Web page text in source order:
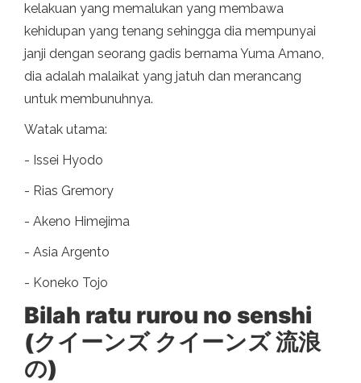
kelakuan yang memalukan yang membawa
kehidupan yang tenang sehingga dia mempunyai
janji dengan seorang gadis bernama Yuma Amano,
dia adalah malaikat yang jatuh dan merancang
untuk membunuhnya.
Watak utama:
- Issei Hyodo
- Rias Gremory
- Akeno Himejima
- Asia Argento
- Koneko Tojo
Bilah ratu rurou no senshi
(クイーンズ クイーンズ 流浪
の)